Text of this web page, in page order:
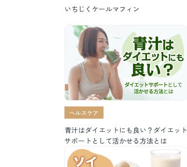
いちじくケールマフィン
ヘルスケア
青汁はダイエットにも良い？ダイエット
サポートとして活かせる方法とは